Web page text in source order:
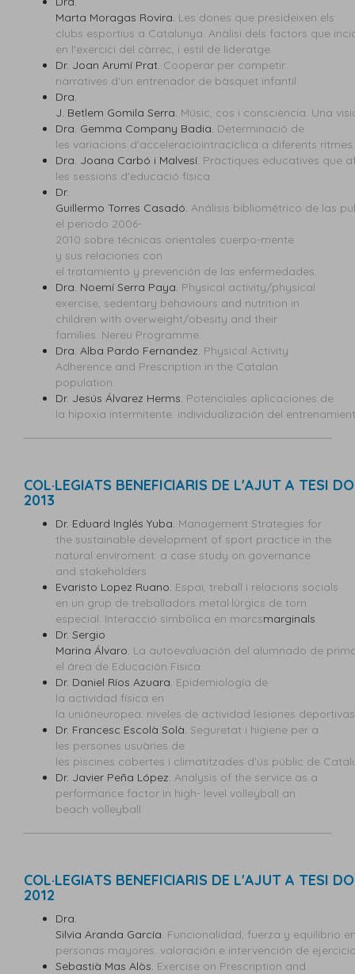
Marta Moragas Rovira. Les dones que presideixen els
clubs esportius a Catalunya. Anàlisi dels factors que
en l'exercici del càrrec, i estil de lideratge.
Dr. Joan Arumí Prat. Cooperar per competir:
narratives d'un entrenador de bàsquet infantil.
Dra.
J. Betlem Gomila Serra. Músic, cos i consciència. Una
Dra. Gemma Company Badia. Determinació de
les variacions d'acceleracióintracíclica a diferents
Dra. Joana Carbó i Malvesí. Pràctiques educatives que
les sessions d'educació física.
Dr.
Guillermo Torres Casadó. Análisis bibliométrico de las
el periodo 2006-
2010 sobre técnicas orientales cuerpo-mente
y sus relaciones con
el tratamiento y prevención de las enfermedades.
Dra. Noemí Serra Paya. Physical activity/physical
exercise, sedentary behaviours and nutrition in
children with overweight/obesity and their
families. Nereu Programme.
Dra. Alba Pardo Fernandez. Physical Activity
Adherence and Prescription in the Catalan
population.
Dr. Jesús Álvarez Herms. Potenciales aplicaciones de
la hipoxia intermitente: individualización del
COL·LEGIATS BENEFICIARIS DE L'AJUT A TESI
2013
Dr. Eduard Inglés Yuba. Management Strategies for
the sustainable development of sport practice in the
natural enviroment: a case study on governance
and stakeholders
Evaristo Lopez Ruano. Espai, treball i relacions socials
en un grup de treballadors metal·lúrgics de torn
especial. Interacció simbòlica en marcsmarginals
Dr. Sergio
Marina Álvaro. La autoevaluación del alumnado de
el área de Educación Física.
Dr. Daniel Ríos Azuara. Epidemiología de
la actividad física en
la unióneuropea: niveles de actividad lesiones
Dr. Francesc Escolà Solà. Seguretat i higiene per a
les persones usuàries de
les piscines cobertes i climatitzades d'ús públic de
Dr. Javier Peña López. Analysis of the service as a
performance factor in high- level volleyball an
beach volleyball
COL·LEGIATS BENEFICIARIS DE L'AJUT A TESI
2012
Dra.
Silvia Aranda García. Funcionalidad, fuerza y equilibrio
personas mayores: valoración e intervención de
Sebastià Mas Alòs. Exercise on Prescription and